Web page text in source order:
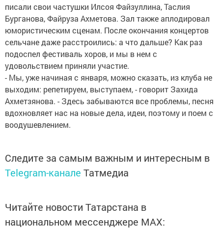
писали свои частушки Илсоя Файзуллина, Таслия
Бурганова, Файруза Ахметова. Зал также аплодировал
юмористическим сценам. После окончания концертов
сельчане даже расстроились: а что дальше? Как раз
подоспел фестиваль хоров, и мы в нем с
удовольствием приняли участие.
- Мы, уже начиная с января, можно сказать, из клуба не
выходим: репетируем, выступаем, - говорит Захида
Ахметзянова. - Здесь забываются все проблемы, песня
вдохновляет нас на новые дела, идеи, поэтому и поем с
воодушевлением.
Следите за самым важным и интересным в
Telegram-канале Татмедиа
Читайте новости Татарстана в
национальном мессенджере MАХ: